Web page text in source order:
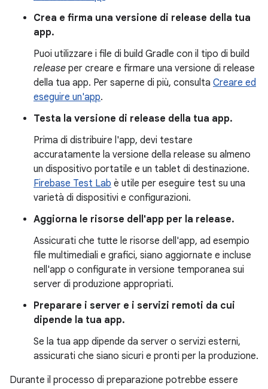
Crea e firma una versione di release della tua
app.
Puoi utilizzare i file di build Gradle con il tipo di build
release per creare e firmare una versione di release
della tua app. Per saperne di più, consulta Creare ed
eseguire un'app.
Testa la versione di release della tua app.
Prima di distribuire l'app, devi testare
accuratamente la versione della release su almeno
un dispositivo portatile e un tablet di destinazione.
Firebase Test Lab è utile per eseguire test su una
varietà di dispositivi e configurazioni.
Aggiorna le risorse dell'app per la release.
Assicurati che tutte le risorse dell'app, ad esempio
file multimediali e grafici, siano aggiornate e incluse
nell'app o configurate in versione temporanea sui
server di produzione appropriati.
Preparare i server e i servizi remoti da cui
dipende la tua app.
Se la tua app dipende da server o servizi esterni,
assicurati che siano sicuri e pronti per la produzione.
Durante il processo di preparazione potrebbe essere